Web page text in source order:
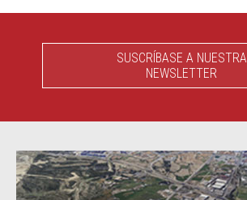
SUSCRÍBASE A NUESTRA
NEWSLETTER